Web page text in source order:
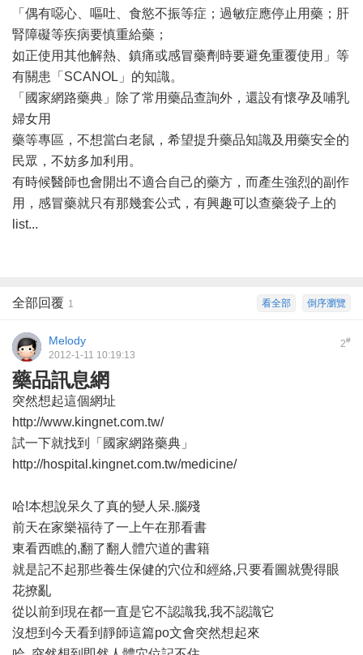
「偶有噁心、嘔吐、食慾不振等症；過敏症應停止用藥；肝
腎障礙等疾病要慎重給藥；
如正使用其他解熱、鎮痛或感冒藥劑時要避免重覆使用」等
有關患「SCANOL」的知識。
「國家網路藥典」除了常用藥品查詢外，還設有懷孕及哺乳
婦女用
藥等專區，不想當白老鼠，希望提升藥品知識及用藥安全的
民眾，不妨多加利用。
有時候醫師也會開出不適合自己的藥方，而產生強烈的副作
用，感冒藥就只有那幾套公式，有興趣可以查藥袋子上的
list...
倒序瀏覽
看全部
全部回覆 1
2#
Melody
2012-1-11 10:19:13
藥品訊息網
突然想起這個網址
http://www.kingnet.com.tw/
試一下就找到「國家網路藥典」
http://hospital.kingnet.com.tw/medicine/
哈!本想說呆久了真的變人呆.腦殘
前天在家樂福待了一上午在那看書
東看西瞧的,翻了翻人體穴道的書籍
就是記不起那些養生保健的穴位和經絡,只要看圖就覺得眼
花撩亂
從以前到現在都一直是它不認識我,我不認識它
沒想到今天看到靜師這篇po文會突然想起來